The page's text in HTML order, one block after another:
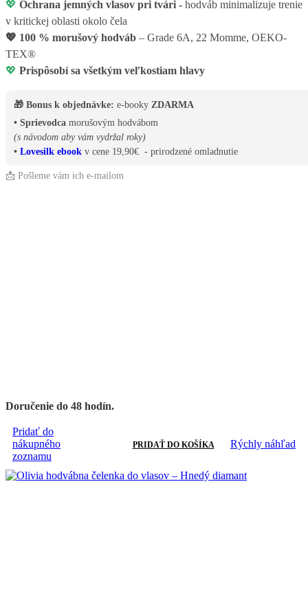
💖 Ochrana jemných vlasov pri tvári - hodváb minimalizuje trenie
v kritickej oblasti okolo čela
💖 100 % morušový hodváb – Grade 6A, 22 Momme, OEKO-
TEX®
💖 Prispôsobí sa všetkým veľkostiam hlavy
🎁 Bonus k objednávke: e-booky ZDARMA
• Sprievodca morušovým hodvábom
(s návodom aby vám vydržal roky)
• Lovesilk ebook v cene 19,90€ - prirodzené omladnutie
📩 Pošleme vám ich e-mailom
Doručenie do 48 hodín.
Pridať do
nákupného
zoznamu
PRIDAŤ DO KOŠÍKA Rýchly náhľad